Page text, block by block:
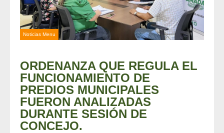
Noticias Menu
ORDENANZA QUE REGULA EL
FUNCIONAMIENTO DE
PREDIOS MUNICIPALES
FUERON ANALIZADAS
DURANTE SESIÓN DE
CONCEJO.